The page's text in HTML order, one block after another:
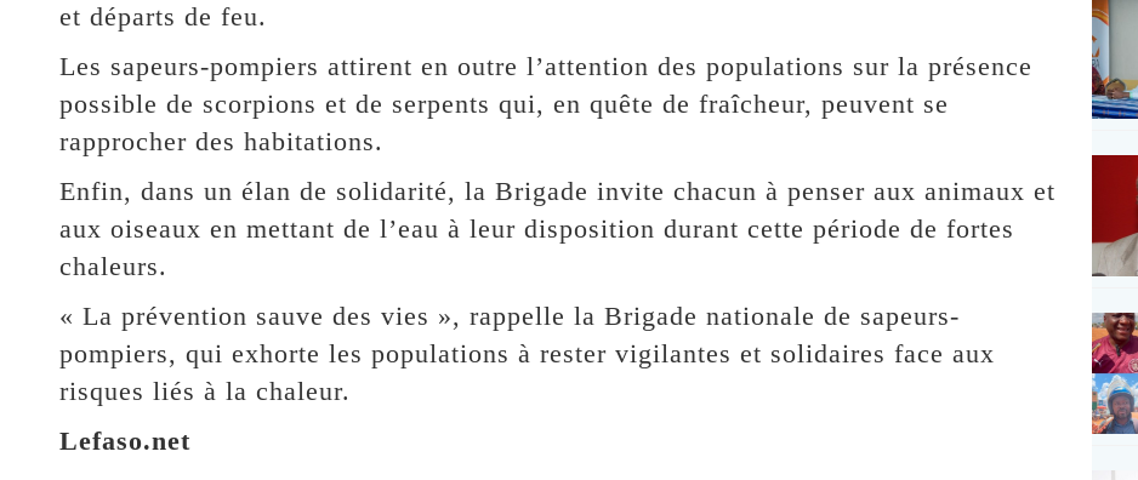
et départs de feu.
Les sapeurs-pompiers attirent en outre l’attention des populations sur la présence
possible de scorpions et de serpents qui, en quête de fraîcheur, peuvent se
rapprocher des habitations.
Enfin, dans un élan de solidarité, la Brigade invite chacun à penser aux animaux et
aux oiseaux en mettant de l’eau à leur disposition durant cette période de fortes
chaleurs.
« La prévention sauve des vies », rappelle la Brigade nationale de sapeurs-
pompiers, qui exhorte les populations à rester vigilantes et solidaires face aux
risques liés à la chaleur.
Lefaso.net